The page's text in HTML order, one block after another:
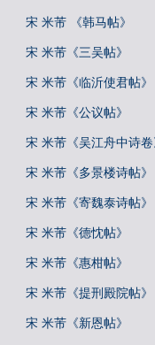
宋 米芾 《韩马帖》
宋 米芾《三吴帖》
宋 米芾《临沂使君帖》
宋 米芾《公议帖》
宋 米芾《吴江舟中诗卷
宋 米芾《多景楼诗帖》
宋 米芾《寄魏泰诗帖》
宋 米芾《德忱帖》
宋 米芾《惠柑帖》
宋 米芾《提刑殿院帖》
宋 米芾《新恩帖》